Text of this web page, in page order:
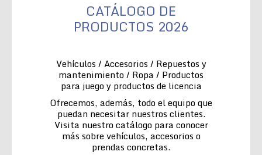
CATÁLOGO DE
PRODUCTOS 2026
Vehículos / Accesorios / Repuestos y
mantenimiento / Ropa / Productos
para juego y productos de licencia
Ofrecemos, además, todo el equipo que
puedan necesitar nuestros clientes.
Visita nuestro catálogo para conocer
más sobre vehículos, accesorios o
prendas concretas.